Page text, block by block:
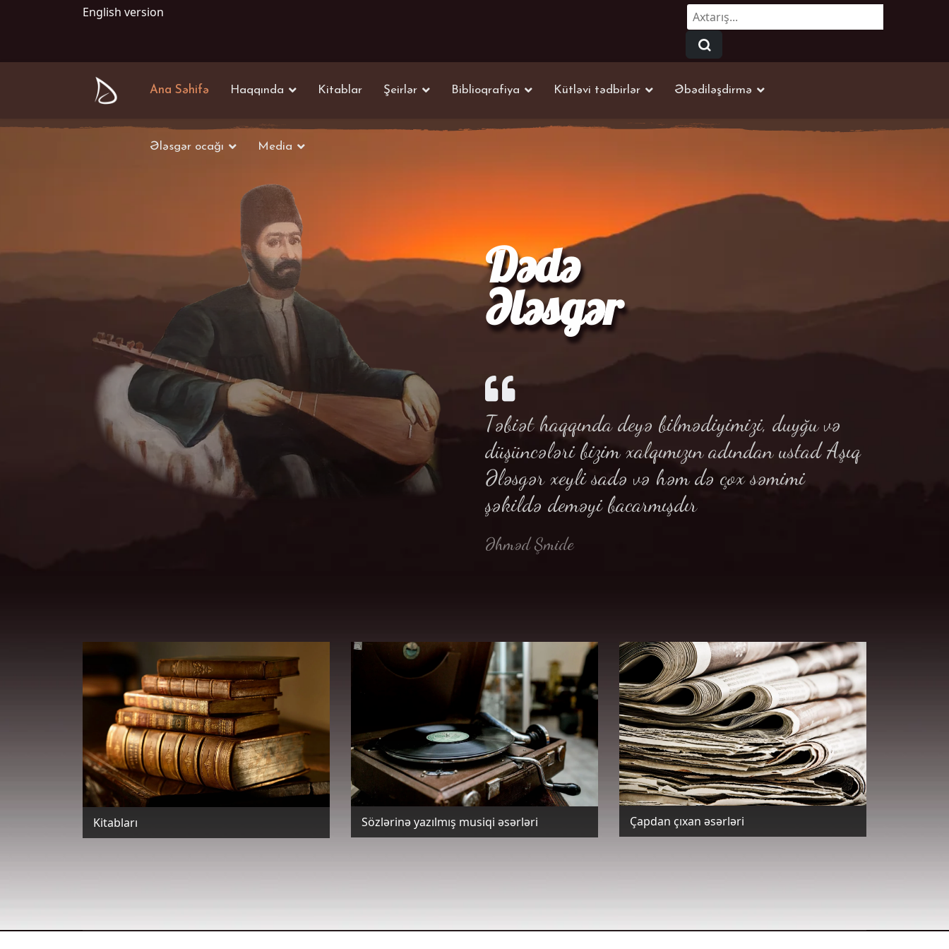
English version Axtarmaq...
Ana Səhifə Haqqında Kitablar Şeirlər Biblioqrafiya Kütləvi tədbirlər Əbədiləşdirmə
Ələsgər ocağı Media
Dədə
Ələsgər
Təbiət haqqında deyə bilmədiyimizi, duyğu və
düşüncələri bizim xalqımızın adından ustad Aşıq
Ələsgər xeyli sadə və həm də çox səmimi
şəkildə deməyi bacarmışdır
Əhməd Şmide
Kitabları Sözlərinə yazılmış musiqi əsərləri Çapdan çıxan əsərləri